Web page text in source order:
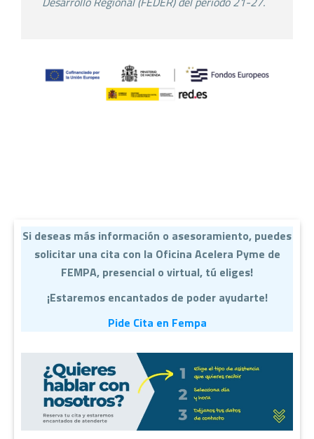
Si deseas más información o asesoramiento, puedes
solicitar una cita con la Oficina Acelera Pyme de
FEMPA, presencial o virtual, tú eliges!
¡Estaremos encantados de poder ayudarte!
Pide Cita en Fempa